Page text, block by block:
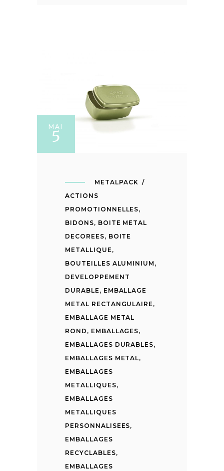
MAI
5
METALPACK
ACTIONS
PROMOTIONNELLES,
BIDONS, BOITE METAL
DECOREES, BOITE
METALLIQUE,
BOUTEILLES ALUMINIUM ,
DEVELOPPEMENT
DURABLE, EMBALLAGE
METAL RECTANGULAIRE,
EMBALLAGE METAL
ROND , EMBALLAGES,
EMBALLAGES DURABLES,
EMBALLAGES METAL,
EMBALLAGES
METALLIQUES,
EMBALLAGES
METALLIQUES
PERSONNALISEES,
EMBALLAGES
RECYCLABLES,
EMBALLAGES